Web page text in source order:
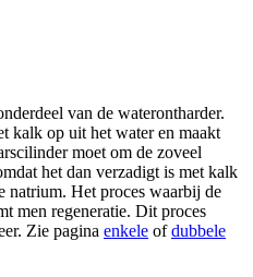
van de waterontharder.
kalk op uit het water en maakt
moet om de zoveel
het dan verzadigt is met kalk
natrium. Het proces waarbij de
men regeneratie. Dit proces
Zie pagina enkele ofdubbele